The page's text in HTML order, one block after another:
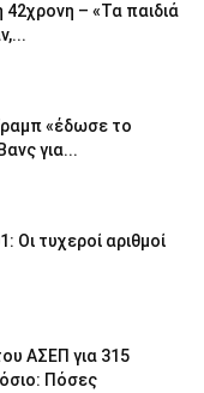
– «Τα παιδιά
«έδωσε το
για...
Οι τυχεροί αριθμοί
ΑΣΕΠ για 315
Πόσες